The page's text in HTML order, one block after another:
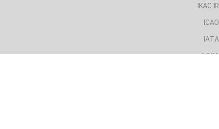
IKAC.IR
ICAO
IATA
EASA